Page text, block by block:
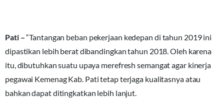
Pati –“Tantangan beban pekerjaan kedepan di tahun 2019 ini
dipastikan lebih berat dibandingkan tahun 2018. Oleh karena
itu, dibutuhkan suatu upaya merefresh semangat agar kinerja
pegawai Kemenag Kab. Pati tetap terjaga kualitasnya atau
bahkan dapat ditingkatkan lebih lanjut.